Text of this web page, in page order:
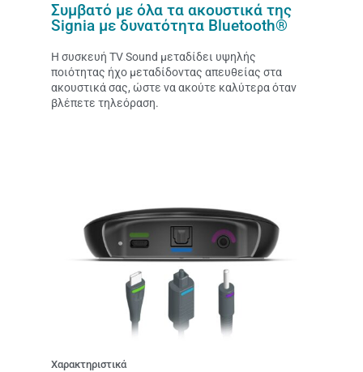
Συμβατό με όλα τα ακουστικά της
Signia με δυνατότητα Bluetooth®
Η συσκευή TV Sound μεταδίδει υψηλής
ποιότητας ήχο μεταδίδοντας απευθείας στα
ακουστικά σας, ώστε να ακούτε καλύτερα όταν
βλέπετε τηλεόραση.
Χαρακτηριστικά